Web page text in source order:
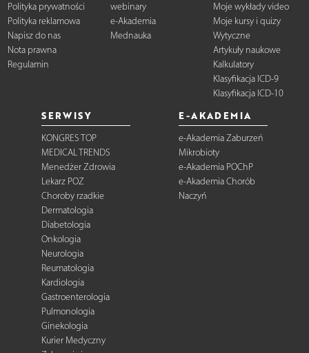
Polityka prywatności
Polityka reklamowa
Napisz do nas
Nota prawna
Regulamin
webinary
e-Akademia
Mednauka
Moje wykłady video
Moje kursy i quizy
Wytyczne
Artykuły naukowe
Kalkulatory
Klasyfikacja ICD-9
Klasyfikacja ICD-10
SERWISY
KONGRES TOP
MEDICAL TRENDS
Menedżer Zdrowia
Lekarz POZ
Choroby rzadkie
Dermatologia
Diabetologia
Onkologia
Neurologia
Reumatologia
Kardiologia
Gastroenterologia
Pulmonologia
Ginekologia
Kurier Medyczny
E-AKADEMIA
e-Akademia Zaburzeń
Mikrobioty
e-Akademia POChP
e-Akademia Chorób
Naczyń